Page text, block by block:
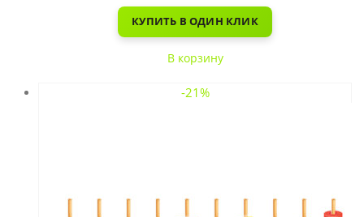
КУПИТЬ В ОДИН КЛИК
В корзину
-21%